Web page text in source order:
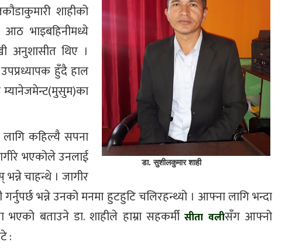
डा. सुशीलकुमार शाही
शाहीको
भाइबहिनीमध्ये
अनुशासीत थिए ।
उपप्रध्यापक हुँदै हाल
कहिल्यै सपना
भएकोले उनलाई
चाहन्थे । जागीर
भन्ने उनको मनमा हुटहुटि चलिरहन्थ्यो । आफ्ना लागि भन्दा
बताउने डा. शाहीले हाम्रा सहकर्मीसीता वलीसँग आफ्नो
: